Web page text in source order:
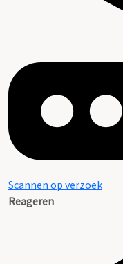
Scannen op verzoek
Reageren